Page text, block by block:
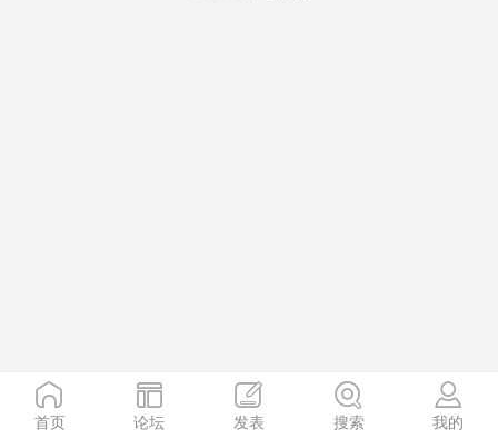
首页 论坛 发表 搜索 我的